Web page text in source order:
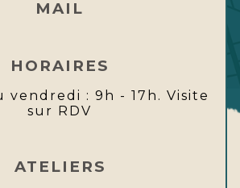
MAIL
HORAIRES
vendredi : 9h - 17h. Visite
sur RDV
ATELIERS